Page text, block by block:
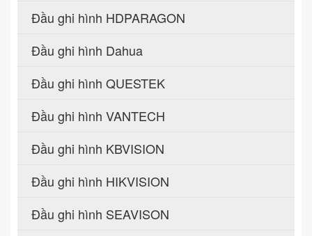
Đầu ghi hình HDPARAGON
Đầu ghi hình Dahua
Đầu ghi hình QUESTEK
Đầu ghi hình VANTECH
Đầu ghi hình KBVISION
Đầu ghi hình HIKVISION
Đầu ghi hình SEAVISON